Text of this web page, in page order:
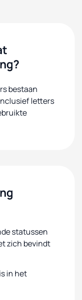
bestaan
letters
statussen
zich bevindt
in het